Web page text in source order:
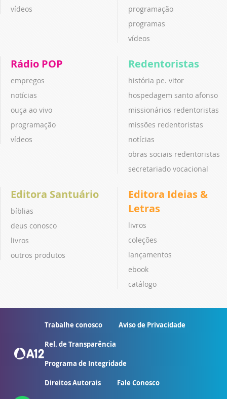
vídeos
programação
programas
vídeos
Rádio POP
empregos
notícias
ouça ao vivo
programação
vídeos
Redentoristas
história pe. vitor
hospedagem santo afonso
missionários redentoristas
missões redentoristas
notícias
obras sociais redentoristas
secretariado vocacional
Editora Santuário
bíblias
deus conosco
livros
outros produtos
Editora Ideias &
Letras
livros
coleções
lançamentos
ebook
catálogo
Trabalhe conosco Aviso de Privacidade
Rel. de Transparência
Programa de Integridade
Direitos Autorais Fale Conosco